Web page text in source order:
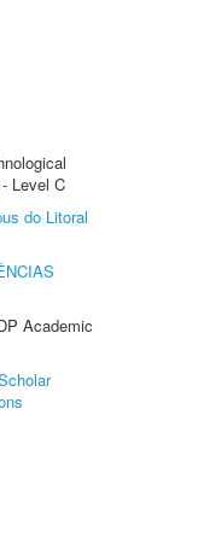
Level C
do Litoral
Academic